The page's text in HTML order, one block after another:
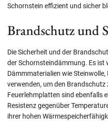
Schornstein effizient und sicher
Brandschutz und
Die Sicherheit und der
der Schornsteindämmung. Es ist
Dämmmaterialien wie
verwenden, um den Brandschutz
Feuerlehmplatten sind ebenfalls
Resistenz gegenüber
ihrer hohen